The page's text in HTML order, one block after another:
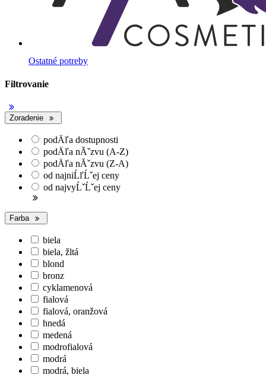
Ostatné potreby
Filtrovanie
Zoradenie
podÄľa dostupnosti
podÄľa nĂˇzvu (A-Z)
podÄľa nĂˇzvu (Z-A)
od najniĹľĹˇej ceny
od najvyĹˇĹˇej ceny
Farba
biela
biela, žltá
blond
bronz
cyklamenová
fialová
fialová, oranžová
hnedá
medená
modrofialová
modrá
modrá, biela